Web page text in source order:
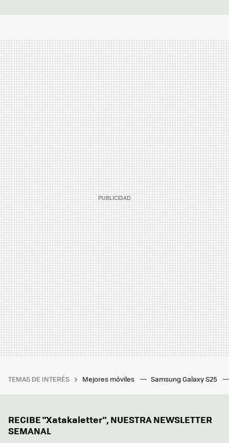
TEMAS DE INTERÉS Mejores móviles Samsung Galaxy S25
RECIBE "Xatakaletter", NUESTRA NEWSLETTER
SEMANAL